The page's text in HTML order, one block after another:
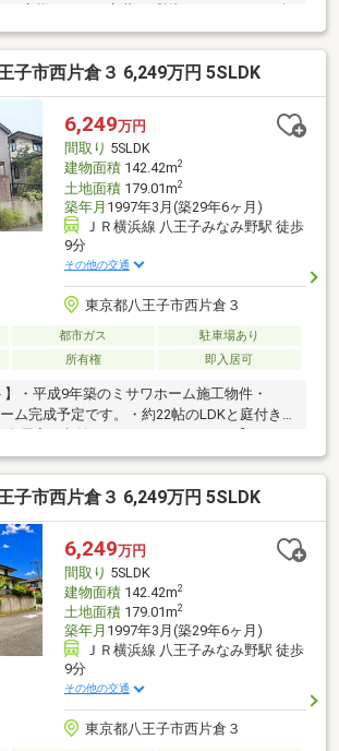
お約束します。お家探しを始めてみようと
気軽に東宝ハウス町田に相談してみません
くて大丈夫！まずはお客様の夢をお聞かせ
をお待ちしております☆☆
子市西片倉３ 6,249万円 5SLDK
6,249万円
間取り 5SLDK
建物面積142.42m2
土地面積179.01m2
築年月 1997年3月(築29年6ヶ月)
ＪＲ横浜線 八王子みなみ野駅 徒歩
9分
その他の交通
東京都八王子市西片倉３
都市ガス
駐車場あり
所有権 即入居可
】・平成9年築のミサワホーム施工物件・
ム完成予定です。・約22帖のLDKと庭付き
キッチン交換・ユニットバス交換・洗面化
交換・クロス張替・外装塗装・屋根塗装・
表替・室内クリーニング・白蟻点検・一部
に完成予定です。お盆の期間も資料請求等対
子市西片倉３ 6,249万円 5SLDK
6,249万円
間取り 5SLDK
建物面積142.42m2
土地面積179.01m2
築年月 1997年3月(築29年6ヶ月)
ＪＲ横浜線 八王子みなみ野駅 徒歩
9分
その他の交通
東京都八王子市西片倉３